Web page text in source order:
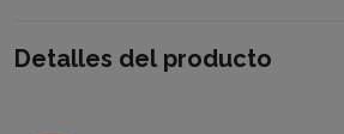
Detalles del producto